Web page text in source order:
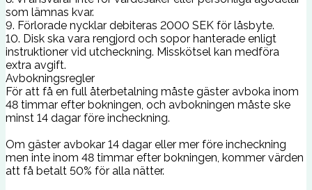
som lämnas kvar.
9. Förlorade nycklar debiteras 2000 SEK för låsbyte.
10. Disk ska vara rengjord och sopor hanterade enligt
instruktioner vid utcheckning. Misskötsel kan medföra
extra avgift.
Avbokningsregler
För att få en full återbetalning måste gäster avboka inom
48 timmar efter bokningen, och avbokningen måste ske
minst 14 dagar före incheckning.
Om gäster avbokar 14 dagar eller mer före incheckning
men inte inom 48 timmar efter bokningen, kommer värden
att få betalt 50% för alla nätter.